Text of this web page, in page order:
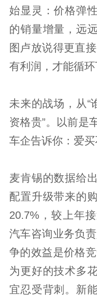
始显灵：价格弹
的销量增量，远
图卢放说得更直
有利润，才能循环
未来的战场，从“
资格贵”。以前是
车企告诉你：爱买
麦肯锡的数据给
配置升级带来的
20.7%，较上年
汽车咨询业务负
争的效益是价格
为更好的技术多
宜忍受背刺。新